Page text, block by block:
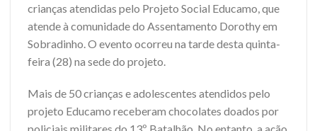
crianças atendidas pelo Projeto Social Educamo, que
atende à comunidade do Assentamento Dorothy em
Sobradinho. O evento ocorreu na tarde desta quinta-
feira (28) na sede do projeto.
Mais de 50 crianças e adolescentes atendidos pelo
projeto Educamo receberam chocolates doados por